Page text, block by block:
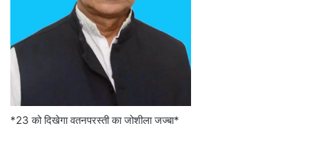
*23 को दिखेगा वतनपरस्ती का जोशीला जज्बा*